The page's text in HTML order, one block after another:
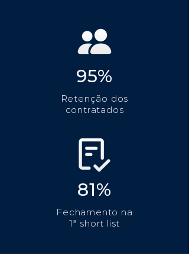
95%
Retenção dos
contratados
81%
Fechamento na
1ª short list